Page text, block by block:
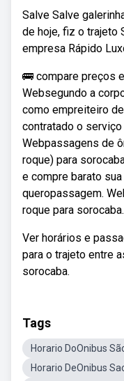
Salve Salve
de hoje, fiz o trajeto
empresa Rápido
🚌 compare preços
Websegundo a
como empreiteiro
contratado o serviço
Webpassagens de
roque) para
e compre barato
queropassagem.
roque para sorocaba.
Ver horários e
para o trajeto entre
sorocaba.
Tags
Horario DoOnibus
Horario DeOnibus